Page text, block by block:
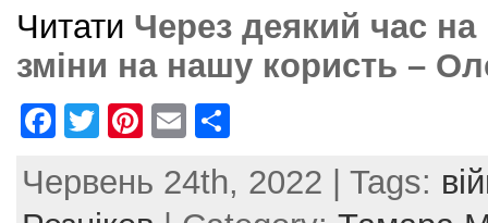
Читати Через деякий час
зміни на нашу користь –
F
c
T
itt
Pi
er
E
ai ar
Червень 24th, 2022 | Tags: